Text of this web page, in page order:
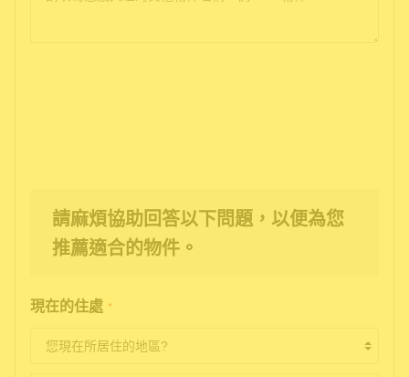
請麻煩協助回答以下問題，以便為您
推薦適合的物件。
現在的住處 *